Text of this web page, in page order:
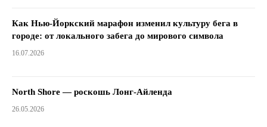
Как Нью-Йоркский марафон изменил культуру бега в
городе: от локального забега до мирового символа
16.07.2026
North Shore — роскошь Лонг-Айленда
26.05.2026